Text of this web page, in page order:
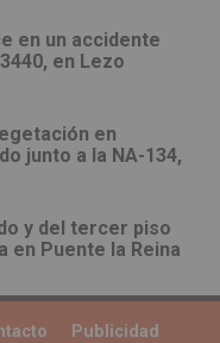
en un accidente
en Lezo
en
junto a la NA-134,
y del tercer piso
en Puente la Reina
Publicidad